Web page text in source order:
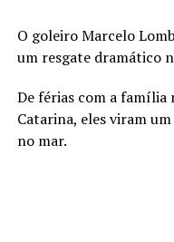
O goleiro Marcelo
um resgate dramático
De férias com a família
Catarina, eles viram
no mar.